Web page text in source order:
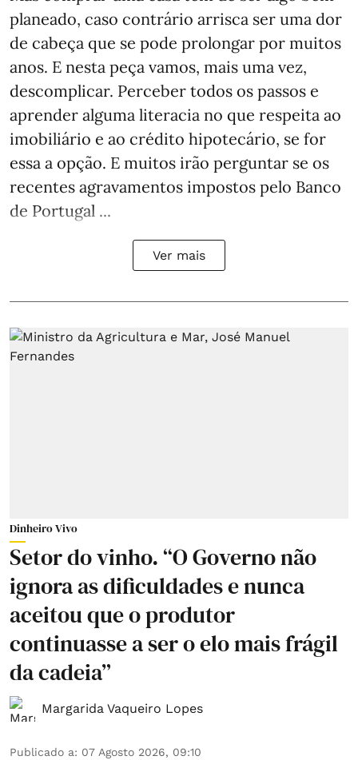
planeado, caso contrário arrisca ser uma dor
de cabeça que se pode prolongar por muitos
anos. E nesta peça vamos, mais uma vez,
descomplicar. Perceber todos os passos e
aprender alguma literacia no que respeita ao
imobiliário e ao crédito hipotecário, se for
essa a opção. E muitos irão perguntar se os
recentes agravamentos impostos pelo Banco
de Portugal ...
Ver mais
Dinheiro Vivo
Setor do vinho. “O Governo não
ignora as dificuldades e nunca
aceitou que o produtor
continuasse a ser o elo mais frágil
da cadeia”
Margarida Vaqueiro Lopes
Publicado a: 07 Agosto 2026, 09:10